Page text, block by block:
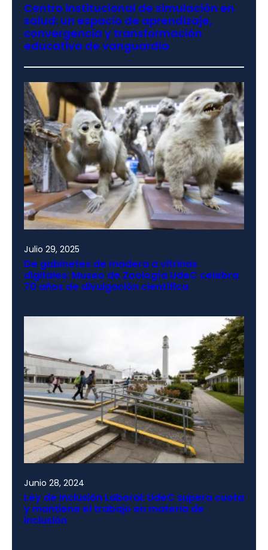
Centro institucional de simulación en
salud: un espacio de aprendizaje,
convergencia y transformación
educativa de vanguardia
Julio 29, 2025
De gabinetes de madera a vitrinas
digitales: Museo de Zoología UdeC celebra
70 años de divulgación científica
Junio 28, 2024
Ley de Inclusión Laboral: UdeC supera cuota
y mantiene el trabajo en materia de
inclusión